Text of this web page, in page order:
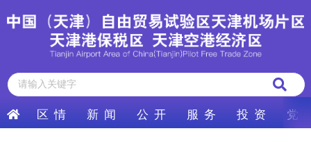
区 情 新 闻 公 开 服 务 投 资 党